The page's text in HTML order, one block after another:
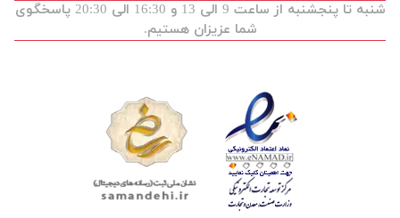
شنبه تا پنجشنبه از ساعت 9 الی 13 و 16:30 الی 20:30 پاسخگوی
شما عزیزان هستیم.